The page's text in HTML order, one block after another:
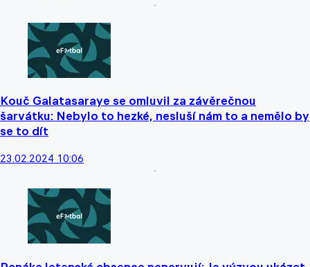
Kouč Galatasaraye se omluvil za závěrečnou
šarvátku: Nebylo to hezké, nesluší nám to a nemělo by
se to dít
23.02.2024 10:06